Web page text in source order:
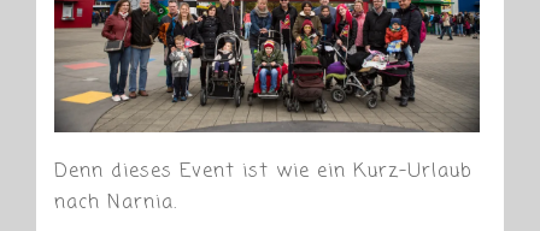
Denn dieses Event ist wie ein Kurz-Urlaub
nach Narnia.